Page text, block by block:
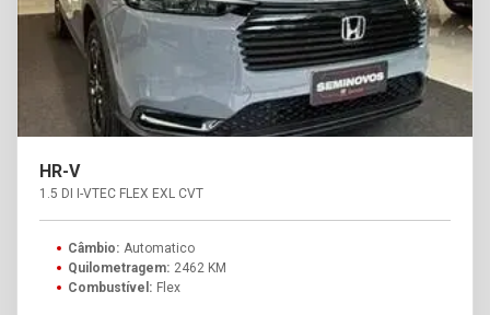
HR-V
1.5 DI I-VTEC FLEX EXL CVT
Câmbio: Automatico
Quilometragem: 2462 KM
Combustível: Flex